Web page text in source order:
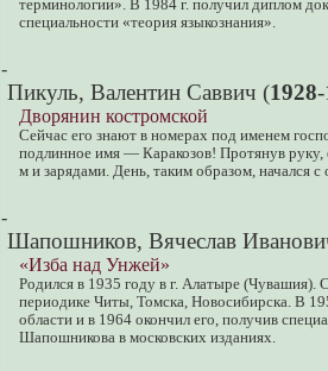
терминологии». В 1984 г. получил диплом
специальности «теория языкознания».
-
Пикуль, Валентин Саввич (1928
Дворянин костромской
Сейчас его знают в номерах под именем
подлинное имя — Каракозов! Протянув руку,
м и зарядами. День, таким образом, начался с
-
Шапошников, Вячеслав
«Изба над Унжей»
Родился в 1935 году в г. Алатыре (Чувашия).
периодике Читы, Томска, Новосибирска. В
области и в 1964 окончил его, получив
Шапошникова в московских изданиях.